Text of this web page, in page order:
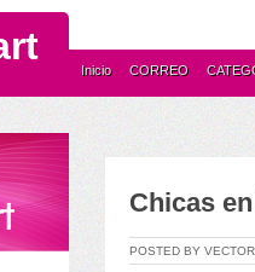
Inicio CORREO
Chicas
POSTED BY